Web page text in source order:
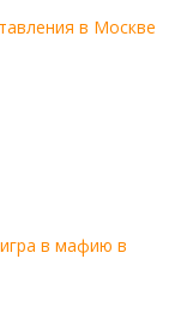
в Москве
в мафию в